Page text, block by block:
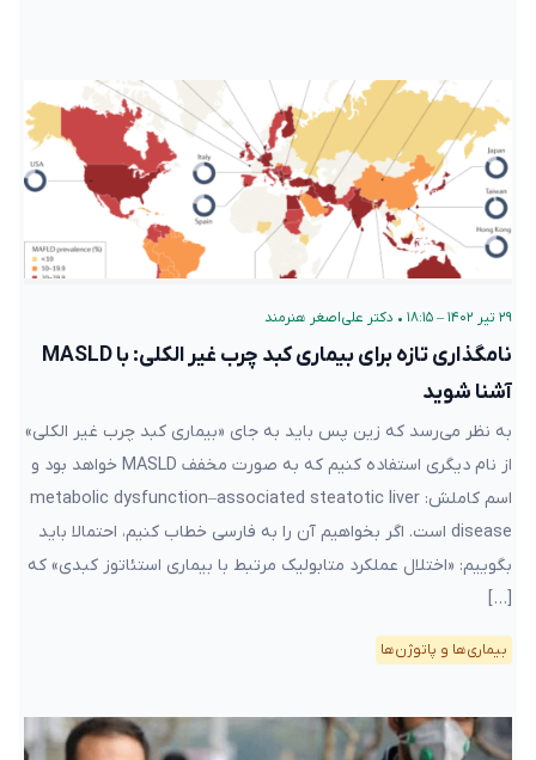
۲۹ تیر ۱۴۰۲ – ۱۸:۱۵ • دکتر علی‌اصغر هنرمند
نامگذاری تازه برای بیماری کبد چرب غیر الکلی: با MASLD
آشنا شوید
به نظر می‌رسد که زین پس باید به جای «بیماری کبد چرب غیر الکلی»
از نام دیگری استفاده کنیم که به صورت مخفف MASLD خواهد بود و
اسم کاملش: metabolic dysfunction–associated steatotic liver
disease است. اگر بخواهیم آن را به فارسی خطاب کنیم، احتمالا باید
بگوییم: «اختلال عملکرد متابولیک مرتبط با بیماری استئاتوز کبدی» که
[…]
بیماری‌ها و پاتوژن‌ها